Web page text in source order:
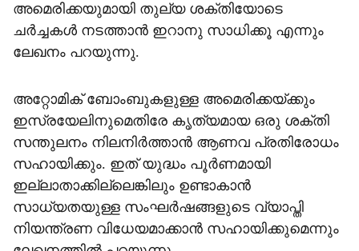
അമെരിക്കയുമായി തുല്യ ശക്തിയോടെ
ചർച്ചകൾ നടത്താൻ ഇറാനു സാധിക്കൂ എന്നും
ലേഖനം പറയുന്നു.
അറ്റോമിക് ബോംബുകളുള്ള അമെരിക്കയ്ക്കും
ഇസ്രയേലിനുമെതിരേ കൃത്യമായ ഒരു ശക്തി
സന്തുലനം നിലനിർത്താൻ ആണവ പ്രതിരോധം
സഹായിക്കും. ഇത് യുദ്ധം പൂർണമായി
ഇല്ലാതാക്കില്ലെങ്കിലും ഉണ്ടാകാൻ
സാധ്യതയുള്ള സംഘർഷങ്ങളുടെ വ്യാപ്തി
നിയന്ത്രണ വിധേയമാക്കാൻ സഹായിക്കുമെന്നും